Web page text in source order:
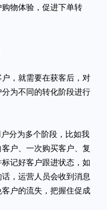
物体验，促进下单转
，就需要在获客后，对
为不同的转化阶段进行
分为多个阶段，比如我
户、一次购买客户、复
记好客户跟进状态，如
，运营人员会收到消息
户的流失，把握住促成